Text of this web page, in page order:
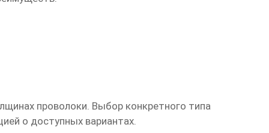
проволоки. Выбор конкретного типа
о доступных вариантах.